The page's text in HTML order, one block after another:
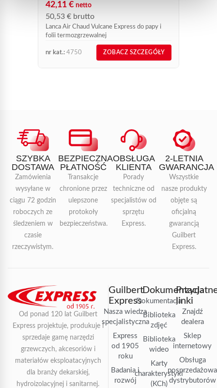
42,11 € netto
50,53 € brutto
Lanca Air Chaud Vulcane Express do papy i
folii termozgrzewalnej
nr kat.: 4750 ZOBACZ SZCZEGÓŁY
SZYBKA
DOSTAWA
Zamówienia
wysyłane w
ciągu 72 godzin
roboczych ze
śledzeniem w
czasie
rzeczywistym.
BEZPIECZNA
PŁATNOŚĆ
Transakcje
chronione przez
ulepszone
protokoły
bezpieczeństwa.
OBSŁUGA
KLIENTA
Porady
techniczne od
specjalistów od
sprzętu
Express.
2-LETNIA
GWARANCJA
Wszystkie
nasze produkty
objęte są
oficjalną
gwarancją
Guilbert
Express.
Od ponad 120 lat Guilbert
Express projektuje, produkuje i
sprzedaje gamę narzędzi
grzewczych, akcesoriów i
materiałów eksploatacyjnych
dla branży dekarskiej,
hydroizolacyjnej i sanitarnej.
Guilbert
Express
Nasza wiedza
specjalistyczna
Express
od 1905
roku
Badania i
rozwój
Dokumentacja
Dokumentacja
Biblioteka
zdjęć
Biblioteka
wideo
Karty
charakterystyki
(KCh)
linki
Znajdź
dealera
Sklep
internetowy
Obsługa
posprzedażowa
dystrybutorów